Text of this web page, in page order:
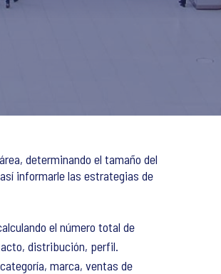
determinando el tamaño del
informarle las estrategias de
el número total de
distribución, perfil.
marca, ventas de